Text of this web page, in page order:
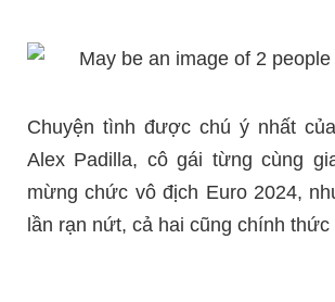
Chuyện tình được chú ý nhất
Alex Padilla, cô gái từng cùng
mừng chức vô địch Euro 2024,
lần rạn nứt, cả hai cũng chính thức